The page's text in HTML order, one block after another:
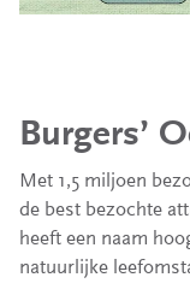
Burgers’
Met 1,5 miljoen
de best bezochte
heeft een naam
natuurlijke